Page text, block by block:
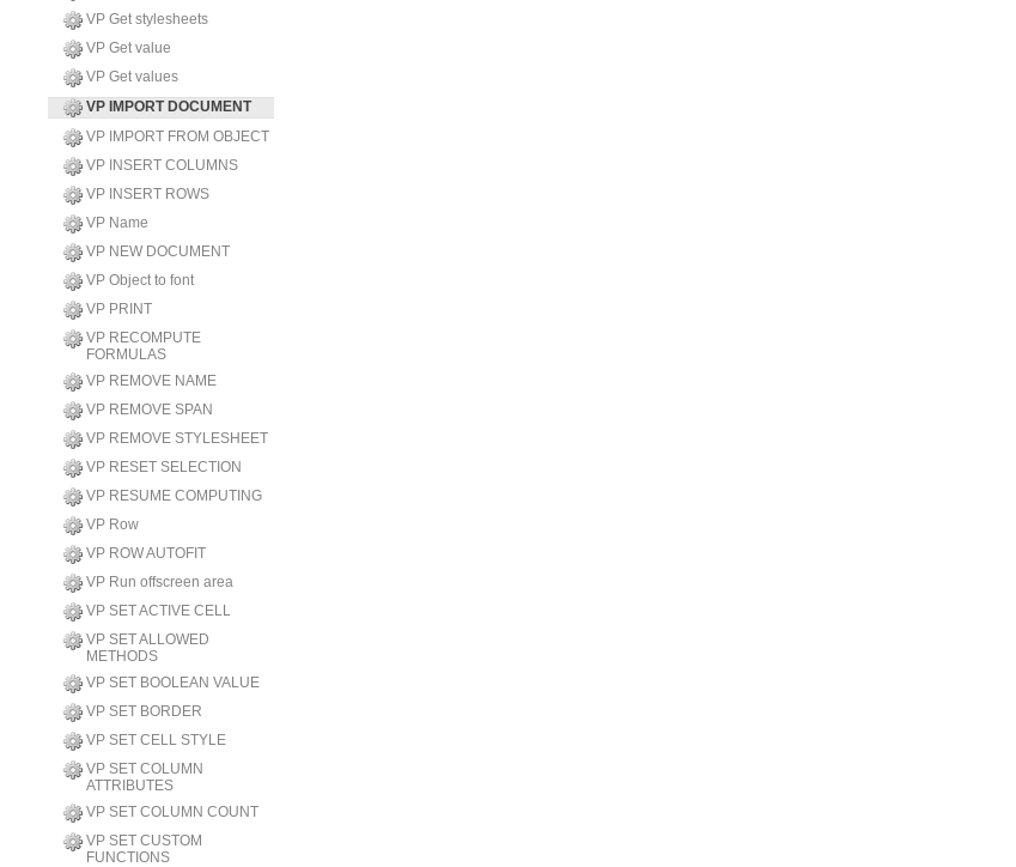
VP Get stylesheets
VP Get value
VP Get values
VP IMPORT DOCUMENT
VP IMPORT FROM OBJECT
VP INSERT COLUMNS
VP INSERT ROWS
VP Name
VP NEW DOCUMENT
VP Object to font
VP PRINT
VP RECOMPUTE
FORMULAS
VP REMOVE NAME
VP REMOVE SPAN
VP REMOVE STYLESHEET
VP RESET SELECTION
VP RESUME COMPUTING
VP Row
VP ROW AUTOFIT
VP Run offscreen area
VP SET ACTIVE CELL
VP SET ALLOWED
METHODS
VP SET BOOLEAN VALUE
VP SET BORDER
VP SET CELL STYLE
VP SET COLUMN
ATTRIBUTES
VP SET COLUMN COUNT
VP SET CUSTOM
FUNCTIONS